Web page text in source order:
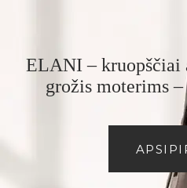
ELANI – kruopščiai
grožis moterims